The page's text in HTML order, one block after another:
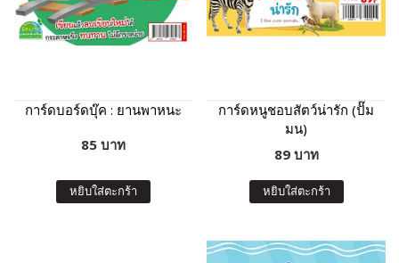
การ์ดบอร์ดบุ๊ค : ยานพาหนะ
85 บาท
หยิบใส่ตะกร้า
การ์ดหนูชอบสัตว์น่ารัก (ปั๊ม
มน)
89 บาท
หยิบใส่ตะกร้า